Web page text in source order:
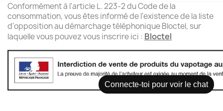
Connecte-toi pour voir le chat
Conformément à l'article L. 223-2 du Code de la
consommation, vous êtes informé de l'existence de la liste
d'opposition au démarchage téléphonique Bloctel, sur
laquelle vous pouvez vous inscrire ici : Bloctel